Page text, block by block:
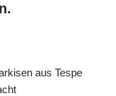
aus Tespe